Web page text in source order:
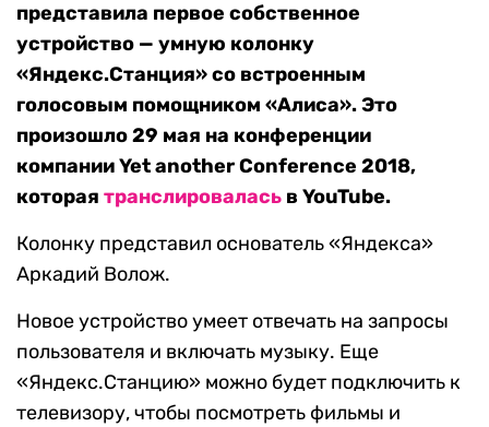
представила первое собственное
устройство — умную колонку
«Яндекс.Станция» со встроенным
голосовым помощником «Алиса». Это
произошло 29 мая на конференции
компании Yet another Conference 2018,
которая транслировалась в YouTube.
Колонку представил основатель «Яндекса»
Аркадий Волож.
Новое устройство умеет отвечать на запросы
пользователя и включать музыку. Еще
«Яндекс.Станцию» можно будет подключить к
телевизору, чтобы посмотреть фильмы и